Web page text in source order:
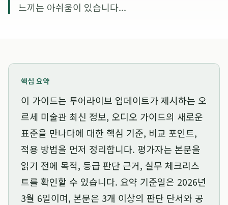
느끼는 아쉬움이 있습니다...
핵심 요약
이 가이드는 투어라이브 업데이트가 제시하는 오
르세 미술관 최신 정보, 오디오 가이드의 새로운
표준을 만나다에 대한 핵심 기준, 비교 포인트,
적용 방법을 먼저 정리합니다. 평가자는 본문을
읽기 전에 목적, 등급 판단 근거, 실무 체크리스
트를 확인할 수 있습니다. 요약 기준일은 2026년
3월 6일이며, 본문은 3개 이상의 판단 단서와 공